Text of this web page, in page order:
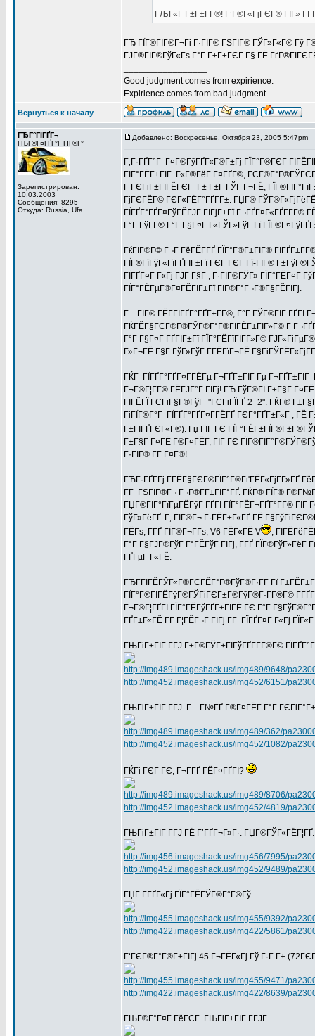
ГЉГ«Г Г±Г±Г­Г®! Г’Г®Г«ГјГЄГ® ГІГ»
ГЂ ГЇГ®ГІГ®Г¬Гі Г·ГІГ® ГЅГІГ® ГЎГ»Г«Г® Гў
ГЈГ®ГІГ®ГўГ«Гѕ Г°Г Г±Г±ГЄГ Г§ ГЁ
Good judgment comes from expirience.
Expirience comes from bad judgment
Вернуться к началу
ГЂГ°ГІГҐГ¬
ГЊГ®Г¤ГҐГ°Г ГІГ®Г°
Зарегистрирован:
10.03.2003
Сообщения: 8295
Откуда: Russia, Ufa
Добавлено: Воскресенье, Октября 23, 2005 5:47pm
Г‚Г·ГҐГ°Г Г¤Г®ГўГҐГ«Г®Г±Гј ГЇГ°Г®ГЄГ
ГІГ°ГЁГ±ГІГ Г«Г®ГёГ Г¤ГҐГ©,
Г ГЄГіГ±ГІГЁГЄГ Г± Г±Г ГЎГ Г¬ГЁ,
ГјГЄГЁГ© ГЄГ«ГЁГ°ГҐГ­Г±. ГЏГ®
ГЇГҐГ°ГҐГ¤ГўГЁГЈГ ГІГјГ±Гї Г¬ГҐГ¤Г«ГҐГ­Г­Г®
Г°Г ГўГ­Г® Г°Г Г§Г¤Г Г«ГЎГ»ГўГ Гї
ГќГІГ®Г© Г¬Г ГёГЁГ­ГҐ ГЇГ°Г®Г±ГІГ®
ГЇГ®ГїГўГ«ГїГҐГІГ±Гї ГЄГ ГЄГ Гї-ГІГ®
ГЇГҐГ¤Г Г«Гј ГЈГ Г§Г , Г·ГІГ®ГЎГ» ГЇГ°ГЁГ¤Г
ГЇГ°ГЁГµГ®Г¤ГЁГІГ±Гї ГІГ®Г°Г¬Г®Г§ГЁГІГј.
Г—ГІГ® ГЁГ­ГІГҐГ°ГҐГ±Г­Г®, Г°Г ГЎГ®ГІГ ГҐГІ
ГЌГЁГ§ГЄГ®Г®ГЎГ®Г°Г®ГІГЁГ±ГІГ»Г© Г
Г°Г Г§Г¤Г ГҐГІГ±Гї ГЇГ°ГЁГїГІГ­Г»Г©
Г»Г¬ГЁ Г§Г ГўГ»ГўГ Г­ГЁГїГ¬ГЁ
ГЌГ ГЇГҐГ°ГҐГ¤Г­ГЁГµ Г¬ГҐГ±ГІГ Гµ
Г¬Г®Г¦Г­Г® ГЁГЈГ°Г ГІГј! ГЂ ГўГ®ГІ Г±Г§Г Г¤ГЁ
ГІГЁГЇ ГЄГіГ§Г®ГўГ "ГЄГіГЇГҐ 2+2". ГЌГ®
ГіГЇГ®Г°Г ГЇГҐГ°ГҐГ¤Г­ГЁГҐ ГЄГ°ГҐГ±Г«Г , ГЁ
Г±ГІГҐГЄГ«Г®). Гџ ГІГ ГЄ
Г±Г§Г Г¤ГЁ Г®Г¤ГЁГ­, ГІГ ГЄ
Г·ГІГ® Г­Г Г¤Г®!
ГЋГ·ГҐГ­Гј Г­ГЁГ§ГЄГ®ГЇГ°Г®ГґГЁГ«ГјГ­Г»ГҐ
Г­Г ГЅГІГ®Г¬ Г¬Г®Г­Г±ГІГ°ГҐ. ГЌГ® ГЇГ®
ГЏГ®ГІГ°ГїГµГЁГўГ ГҐГІ ГЇГ°ГЁГ¬ГҐГ°Г­Г®
ГўГ»ГёГҐ. Г‚ ГІГ®Г¬ Г·ГЁГ±Г«ГҐ ГЁ
ГЁГѕ, Г­ГҐ ГЇГ®Г¬Г­Гѕ, V6 ГЁГ«ГЁ V
,
Г°Г Г§ГЈГ®ГўГ Г°ГЁГўГ ГІГј, Г­ГҐ
ГҐГµГ Г«ГЁ.
ГЂГ­ГІГЁГЎГ«Г®ГЄГЁГ°Г®ГўГ®Г·Г­Г Гї
ГЇГ°Г®ГІГЁГўГ®ГЎГіГЄГ±Г®ГўГ®Г·Г­Г®Г©
Г¬Г®Г¦ГҐГІ ГЇГ°ГЁГўГҐГ±ГІГЁ ГЄ Г°Г
ГҐГ±Г«ГЁ Г­Г Г¦ГЁГ¬Г ГІГј Г­Г ГЇГҐГ¤Г Г«Гј
ГЊГіГ±ГІГ Г­ГЈ Г±Г®ГЎГ±ГІГўГҐГ­Г­Г®Г©
http://img489.imageshack.us/img489/9648/
http://img452.imageshack.us/img452/6151/
ГЊГіГ±ГІГ Г­ГЈ. Г…Г№ГҐ Г®Г¤ГЁГ­ Г°Г
http://img489.imageshack.us/img489/362/
http://img452.imageshack.us/img452/1082/
ГЌГі ГЄГ ГЄ, Г¬Г­ГҐ ГЁГ¤ГҐГІ?
http://img489.imageshack.us/img489/8706/
http://img452.imageshack.us/img452/4819/
ГЊГіГ±ГІГ Г­ГЈ ГЁ Г’ГҐГ¬Г»Г·. ГЏГ®ГЎГ«ГЁГ¦ГҐ.
http://img456.imageshack.us/img456/7995/
http://img452.imageshack.us/img452/9489/
ГЏГ Г­ГҐГ«Гј ГЇГ°ГЁГЎГ®Г°Г®Гў.
http://img455.imageshack.us/img455/9392/
http://img422.imageshack.us/img422/5861/
Г‘ГЄГ®Г°Г®Г±ГІГј 45 Г¬ГЁГ«Гј Гў Г·Г Г±
http://img455.imageshack.us/img455/9471/
http://img422.imageshack.us/img422/8639/
ГЊГ®Г°Г¤Г ГёГЄГ ГЊГіГ±ГІГ Г­ГЈГ .